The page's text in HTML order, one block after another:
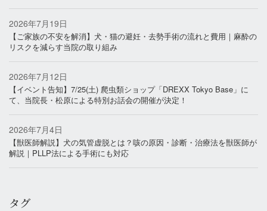
2026年7月19日
【ご家族の不安を解消】犬・猫の避妊・去勢手術の流れと費用｜麻酔の
リスクを減らす当院の取り組み
2026年7月12日
【イベント告知】7/25(土) 爬虫類ショップ「DREXX Tokyo Base」に
て、当院長・松原による特別お話会の開催が決定！
2026年7月4日
【獣医師解説】犬の気管虚脱とは？咳の原因・診断・治療法を獣医師が
解説｜PLLP法による手術にも対応
タグ